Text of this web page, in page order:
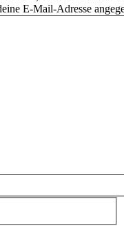
E-Mail-Adresse